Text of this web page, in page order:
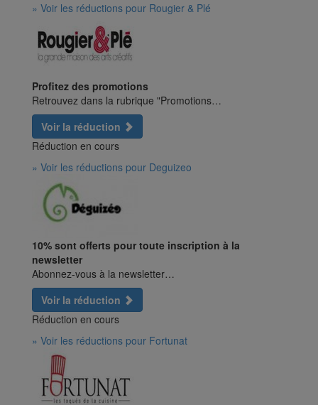
» Voir les réductions pour Rougier & Plé
Profitez des promotions
Retrouvez dans la rubrique "Promotions…
Voir la réduction
Réduction en cours
» Voir les réductions pour Deguizeo
10% sont offerts pour toute inscription à la
newsletter
Abonnez-vous à la newsletter…
Voir la réduction
Réduction en cours
» Voir les réductions pour Fortunat